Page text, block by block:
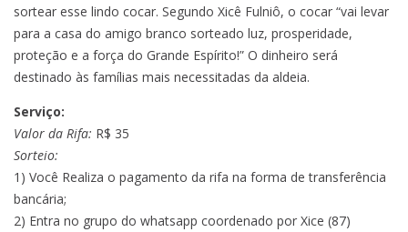
sortear esse lindo cocar. Segundo Xicê Fulniô, o cocar “vai levar
para a casa do amigo branco sorteado luz, prosperidade,
proteção e a força do Grande Espírito!” O dinheiro será
destinado às famílias mais necessitadas da aldeia.
Serviço:
Valor da Rifa: R$ 35
Sorteio:
1) Você Realiza o pagamento da rifa na forma de transferência
bancária;
2) Entra no grupo do whatsapp coordenado por Xice (87)